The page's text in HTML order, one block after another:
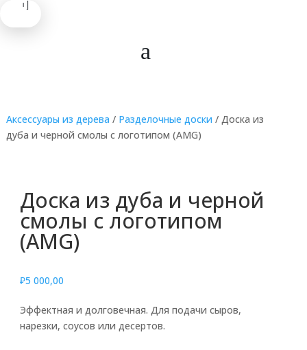
.
Аксессуары из дерева / Разделочные доски / Доска из
дуба и черной смолы с логотипом (AMG)
Доска из дуба и черной
смолы с логотипом
(AMG)
₽5 000,00
Эффектная и долговечная. Для подачи сыров,
нарезки, соусов или десертов.